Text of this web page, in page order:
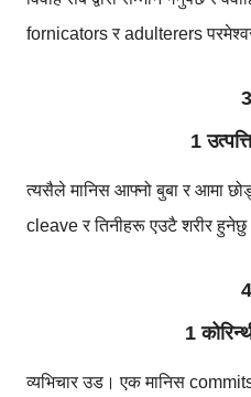
fornicators र adulterers
3
1
त्यसैले मानिस आफ्नो बुबा र आमा
cleave र तिनीहरू एउटै शरीर
4
1
व्यभिचार उड। एक मानिस